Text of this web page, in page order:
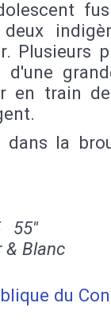
Plusieurs
en train
dans la
55''
Blanc
du